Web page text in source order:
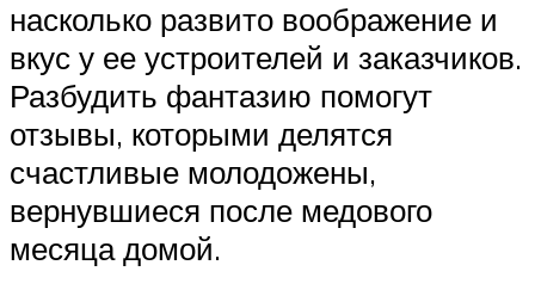
насколько развито воображение и
вкус у ее устроителей и заказчиков.
Разбудить фантазию помогут
отзывы, которыми делятся
счастливые молодожены,
вернувшиеся после медового
месяца домой.